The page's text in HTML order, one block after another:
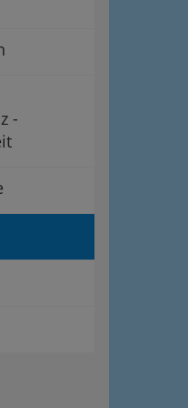
-